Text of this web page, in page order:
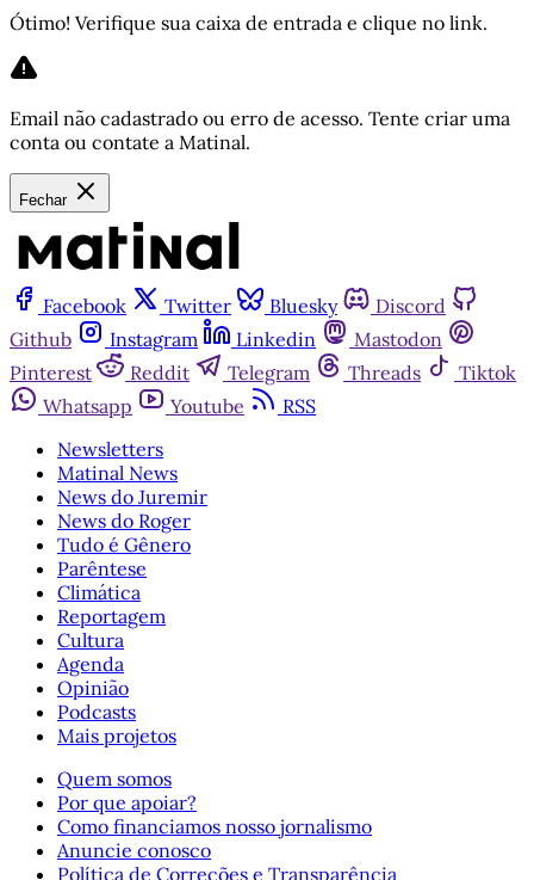
Ótimo! Verifique sua caixa de entrada e clique no link.
Email não cadastrado ou erro de acesso. Tente criar uma
conta ou contate a Matinal.
Fechar
Facebook Twitter Bluesky
Discord
Github
Instagram Linkedin
Mastodon
Pinterest
Reddit Telegram Threads
Tiktok
Whatsapp
Youtube
RSS
Newsletters
Matinal News
News do Juremir
News do Roger
Tudo é Gênero
Parêntese
Climática
Reportagem
Cultura
Agenda
Opinião
Podcasts
Mais projetos
Quem somos
Por que apoiar?
Como financiamos nosso jornalismo
Anuncie conosco
Política de Correções e Transparência